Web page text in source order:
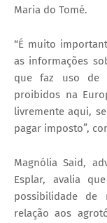
Maria do Tomé.
“É muito
as informações
que faz uso de
proibidos na
livremente aqui,
pagar imposto”,
Magnólia Said,
Esplar, avalia
possibilidade de
relação aos